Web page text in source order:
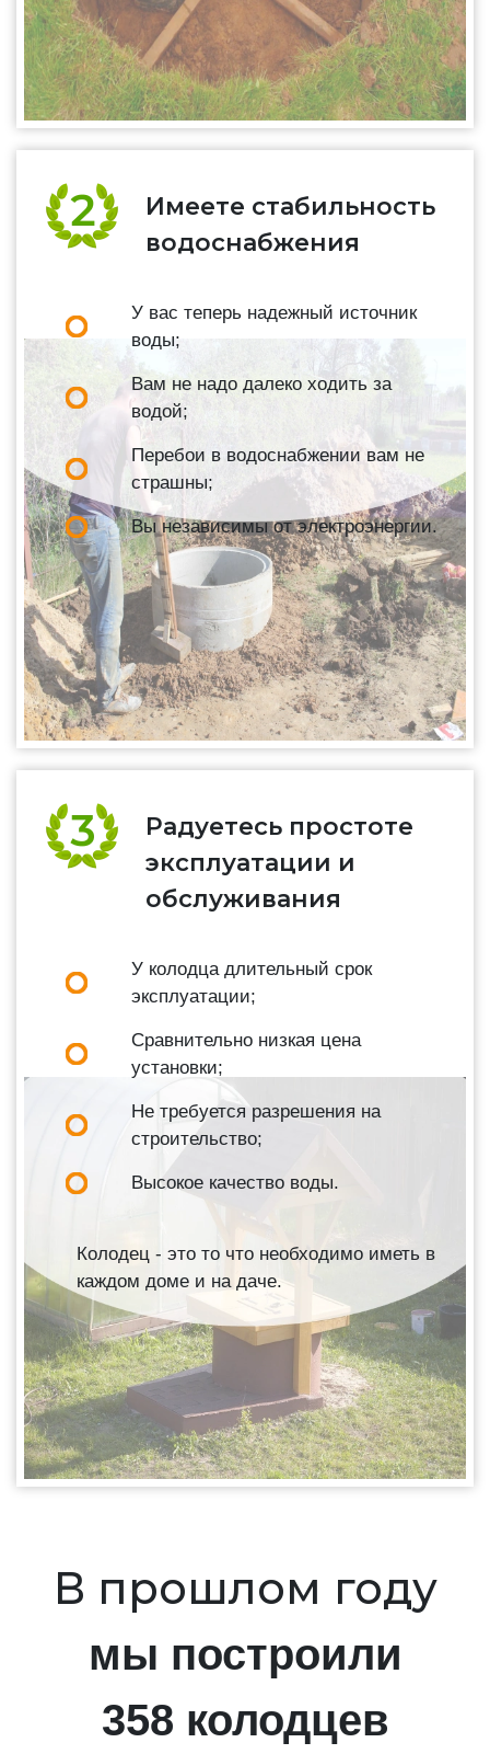
Имеете стабильность
водоснабжения
У вас теперь надежный источник
воды;
Вам не надо далеко ходить за
водой;
Перебои в водоснабжении вам не
страшны;
Вы независимы от электроэнергии.
Радуетесь простоте
эксплуатации и
обслуживания
У колодца длительный срок
эксплуатации;
Сравнительно низкая цена
установки;
Не требуется разрешения на
строительство;
Высокое качество воды.
Колодец - это то что необходимо иметь в
каждом доме и на даче.
В прошлом году
мы построили
358 колодцев